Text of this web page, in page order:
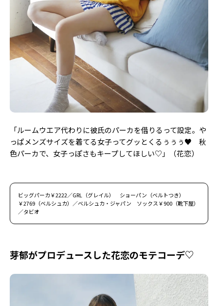
「ルームウエア代わりに彼氏のパーカを借りるって設定。や
っぱメンズサイズを着てる女子ってグッとくるぅぅぅ♥ 秋
色パーカで、女子っぽさもキープしてほしい♡」（花恋）
ビッグパーカ￥2222／GRL（グレイル） ショーパン（ベルトつき）
￥2769（ベルシュカ）／ベルシュカ・ジャパン ソックス￥900（靴下屋）
／タビオ
芽郁がプロデュースした花恋のモテコーデ♡